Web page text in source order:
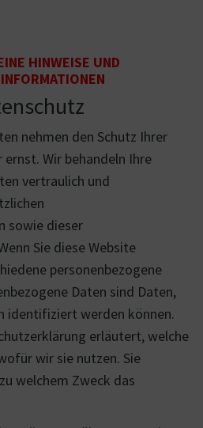
HINWEISE UND
nehmen den Schutz Ihrer
Wir behandeln Ihre
vertraulich und
sowie dieser
Sie diese Website
personenbezogene
Daten sind Daten,
identifiziert werden können.
erläutert, welche
wir sie nutzen. Sie
welchem Zweck das